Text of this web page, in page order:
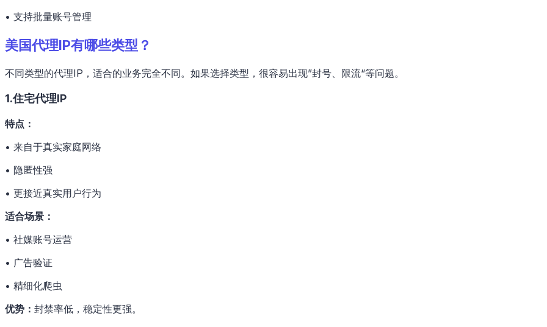
• 支持批量账号管理
美国代理IP有哪些类型？
不同类型的代理IP，适合的业务完全不同。如果选择类型，很容易出现”封号、限流“等问题。
1.住宅代理IP
特点：
• 来自于真实家庭网络
• 隐匿性强
• 更接近真实用户行为
适合场景：
• 社媒账号运营
• 广告验证
• 精细化爬虫
优势： 封禁率低，稳定性更强。